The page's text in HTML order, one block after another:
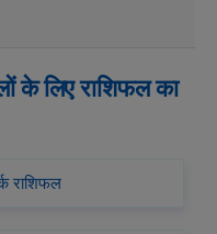
के लिए राशिफल का
राशिफल